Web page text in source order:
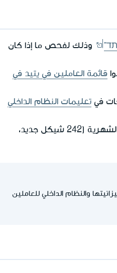
وذلك لفحص ما إذا كان
قائمة العاملين في يتيد في
في تعليمات النظام الداخلي
الشهرية (242 شيكل جديد،
والنظام الداخلي للعاملين